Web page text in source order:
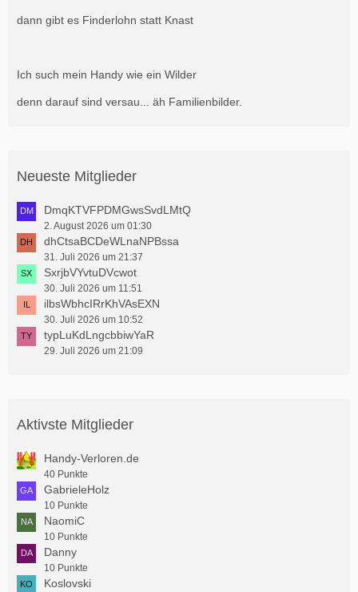
dann gibt es Finderlohn statt Knast
Ich such mein Handy wie ein Wilder
denn darauf sind versau... äh Familienbilder.
Neueste Mitglieder
DmqKTVFPDMGwsSvdLMtQ
2. August 2026 um 01:30
dhCtsaBCDeWLnaNPBssa
31. Juli 2026 um 21:37
SxrjbVYvtuDVcwot
30. Juli 2026 um 11:51
ilbsWbhcIRrKhVAsEXN
30. Juli 2026 um 10:52
typLuKdLngcbbiwYaR
29. Juli 2026 um 21:09
Aktivste Mitglieder
Handy-Verloren.de
40 Punkte
GabrieleHolz
10 Punkte
NaomiC
10 Punkte
Danny
10 Punkte
Koslovski